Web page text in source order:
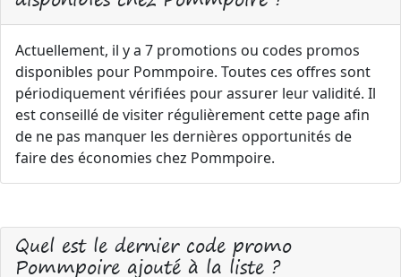
Actuellement, il y a 7 promotions ou codes promos
disponibles pour Pommpoire. Toutes ces offres sont
périodiquement vérifiées pour assurer leur validité. Il
est conseillé de visiter régulièrement cette page afin
de ne pas manquer les dernières opportunités de
faire des économies chez Pommpoire.
Quel est le dernier code promo
Pommpoire ajouté à la liste ?